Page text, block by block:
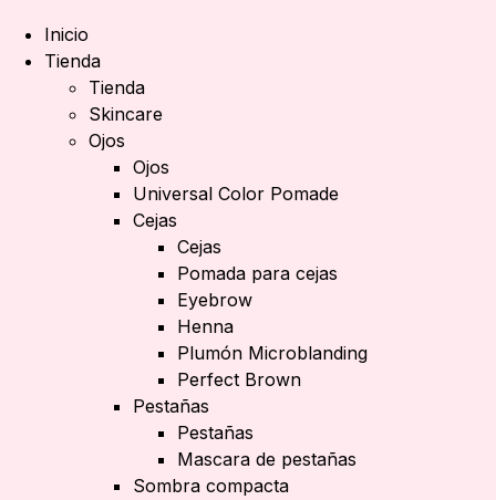
Inicio
Tienda
Tienda
Skincare
Ojos
Ojos
Universal Color Pomade
Cejas
Cejas
Pomada para cejas
Eyebrow
Henna
Plumón Microblanding
Perfect Brown
Pestañas
Pestañas
Mascara de pestañas
Sombra compacta